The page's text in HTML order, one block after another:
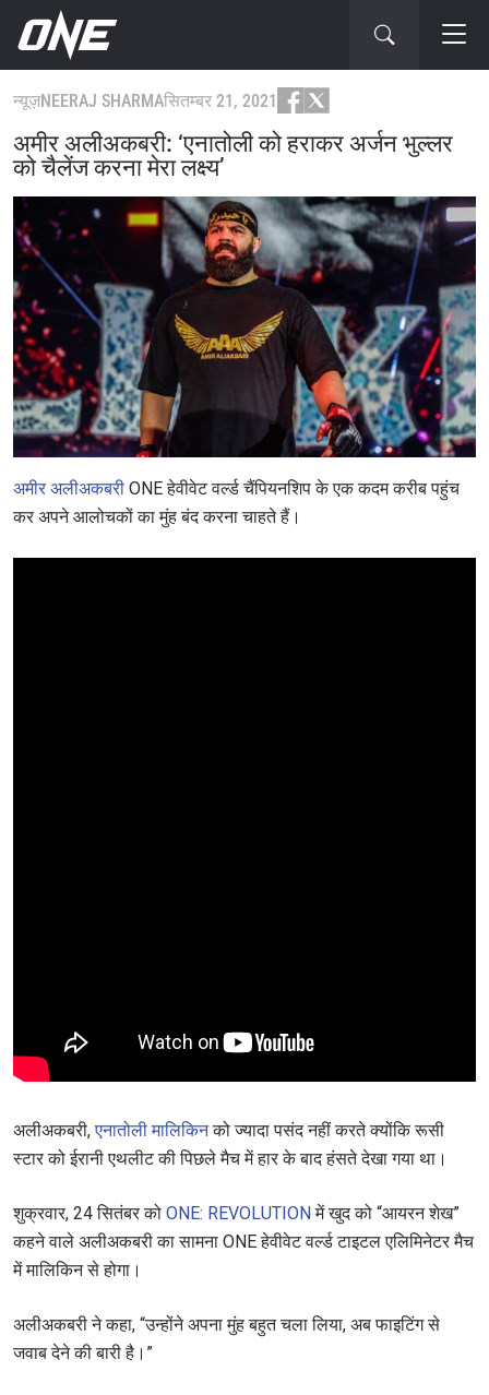
न्यूज़NEERAJ SHARMAसितम्बर 21, 2021
अमीर अलीअकबरी: ‘एनातोली को हराकर अर्जन भुल्लर
को चैलेंज करना मेरा लक्ष्य’
अमीर अलीअकबरी ONE हेवीवेट वर्ल्ड चैंपियनशिप के एक कदम करीब पहुंच
कर अपने आलोचकों का मुंह बंद करना चाहते हैं।
अलीअकबरी,एनातोली मालिकिनको ज्यादा पसंद नहीं करते क्योंकि रूसी
स्टार को ईरानी एथलीट की पिछले मैच में हार के बाद हंसते देखा गया था।
शुक्रवार, 24 सितंबर को ONE: REVOLUTIONमें खुद को “आयरन शेख”
कहने वाले अलीअकबरी का सामना ONE हेवीवेट वर्ल्ड टाइटल एलिमिनेटर मैच
में मालिकिन से होगा।
अलीअकबरी ने कहा, “उन्होंने अपना मुंह बहुत चला लिया, अब फाइटिंग से
जवाब देने की बारी है।”